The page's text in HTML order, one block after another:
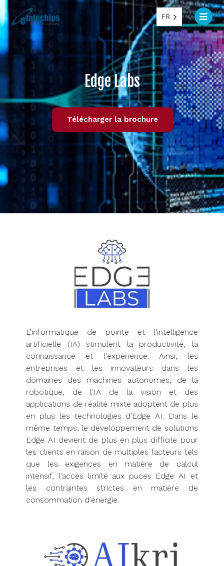
FR
Edge Labs
Télécharger la brochure
L'informatique de pointe et l'intelligence
artificielle (IA) stimulent la productivité, la
connaissance et l'expérience. Ainsi, les
entreprises et les innovateurs dans les
domaines des machines autonomes, de la
robotique, de l'IA de la vision et des
applications de réalité mixte adoptent de plus
en plus les technologies d'Edge AI. Dans le
même temps, le développement de solutions
Edge AI devient de plus en plus difficile pour
les clients en raison de multiples facteurs tels
que les exigences en matière de calcul
intensif, l'accès limité aux puces Edge AI et
les contraintes strictes en matière de
consommation d'énergie.